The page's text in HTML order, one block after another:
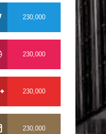
230,000
230,000
230,000
230,000